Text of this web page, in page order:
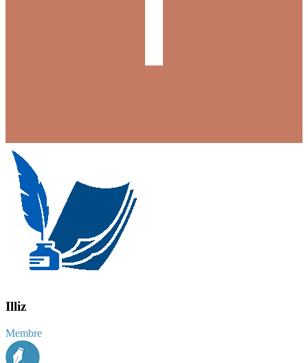
Illiz
Membre